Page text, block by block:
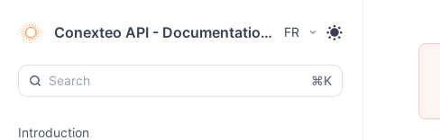
Conexteo API - Documentation SMS & RCS FR
⌘K
Introduction